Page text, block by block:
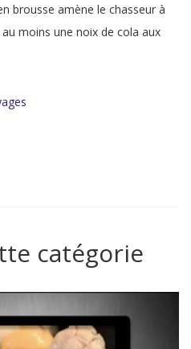
brousse amène le chasseur à
moins une noix de cola aux
catégorie